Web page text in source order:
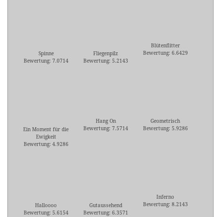
Spinne
Bewertung: 7.0714
Fliegenpilz
Bewertung: 5.2143
Blütenflitter
Bewertung: 6.6429
Ein Moment für die
Ewigkeit
Bewertung: 4.9286
Hang On
Bewertung: 7.5714
Geometrisch
Bewertung: 5.9286
Halloooo
Bewertung: 5.6154
Gutaussehend
Bewertung: 6.3571
Inferno
Bewertung: 8.2143